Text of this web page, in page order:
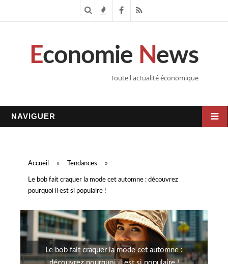
c n
s
F
c
R
S
Economie News
Toute l'actualité économique
NAVIGUER
Accueil » Tendances »
Le bob fait craquer la mode cet automne : découvrez
pourquoi il est si populaire !
Le bob fait craquer la mode cet automne :